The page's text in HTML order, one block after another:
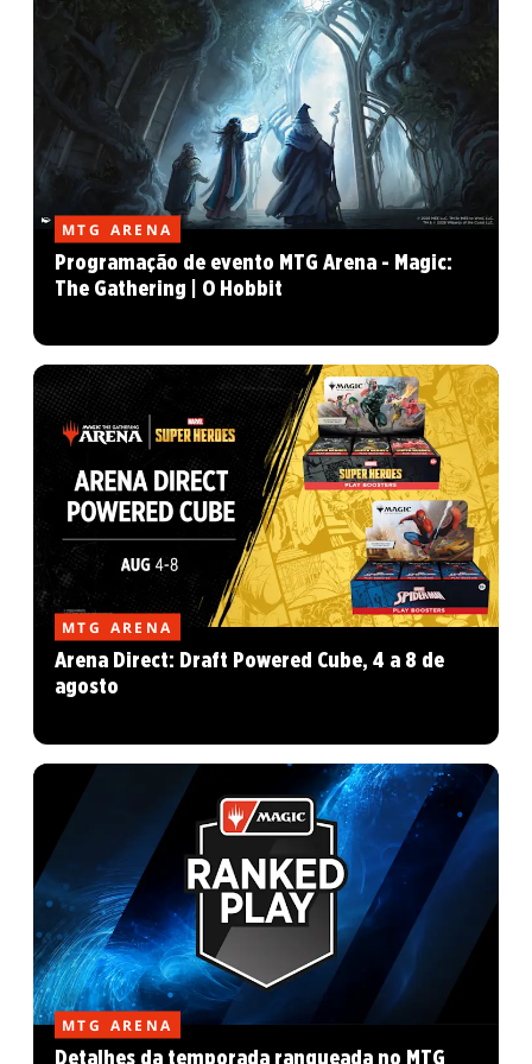
MTG ARENA
Programação de evento MTG Arena - Magic:
The Gathering | O Hobbit
MTG ARENA
Arena Direct: Draft Powered Cube, 4 a 8 de
agosto
MTG ARENA
Detalhes da temporada ranqueada no MTG